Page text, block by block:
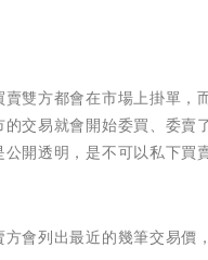
雙方都會在市場上掛單
的交易就會開始委買、委
開透明，是不可以私下買賣
會列出最近的幾筆交易